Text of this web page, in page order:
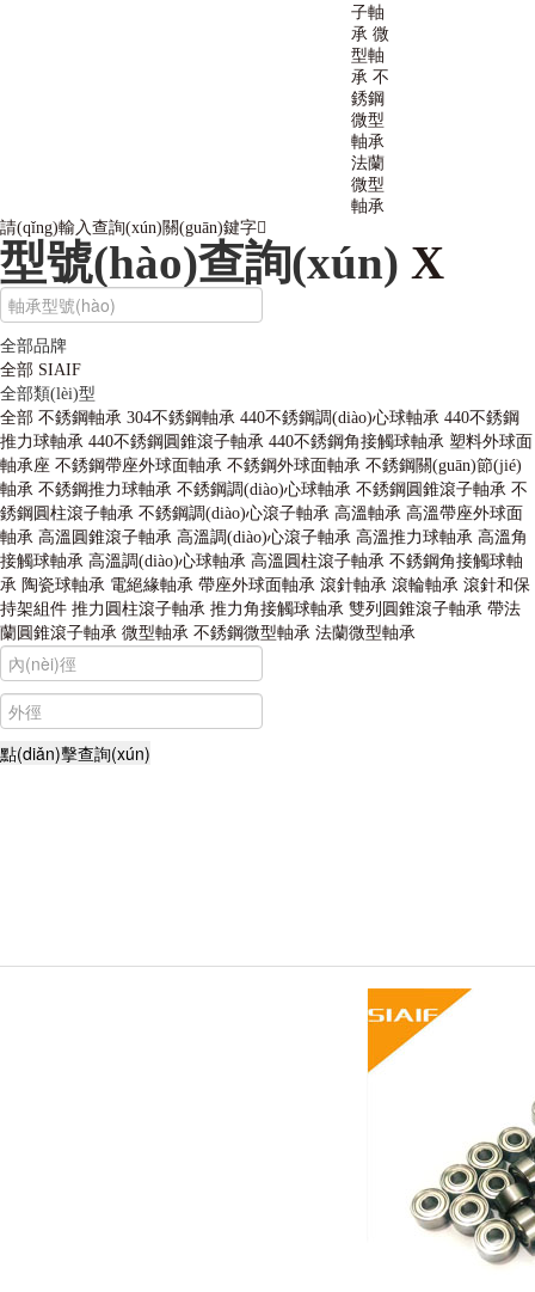
子軸
承 微
型軸
承 不
銹鋼
微型
軸承
法蘭
微型
軸承
請(qǐng)輸入查詢(xún)關(guān)鍵字
型號(hào)查詢(xún) X
全部品牌
全部 SIAIF
全部類(lèi)型
全部 不銹鋼軸承 304不銹鋼軸承 440不銹鋼調(diào)心球軸承 440不銹鋼
推力球軸承 440不銹鋼圓錐滾子軸承 440不銹鋼角接觸球軸承 塑料外球面
軸承座 不銹鋼帶座外球面軸承 不銹鋼外球面軸承 不銹鋼關(guān)節(jié)
軸承 不銹鋼推力球軸承 不銹鋼調(diào)心球軸承 不銹鋼圓錐滾子軸承 不
銹鋼圓柱滾子軸承 不銹鋼調(diào)心滾子軸承 高溫軸承 高溫帶座外球面
軸承 高溫圓錐滾子軸承 高溫調(diào)心滾子軸承 高溫推力球軸承 高溫角
接觸球軸承 高溫調(diào)心球軸承 高溫圓柱滾子軸承 不銹鋼角接觸球軸
承 陶瓷球軸承 電絕緣軸承 帶座外球面軸承 滾針軸承 滾輪軸承 滾針和保
持架組件 推力圓柱滾子軸承 推力角接觸球軸承 雙列圓錐滾子軸承 帶法
蘭圓錐滾子軸承 微型軸承 不銹鋼微型軸承 法蘭微型軸承